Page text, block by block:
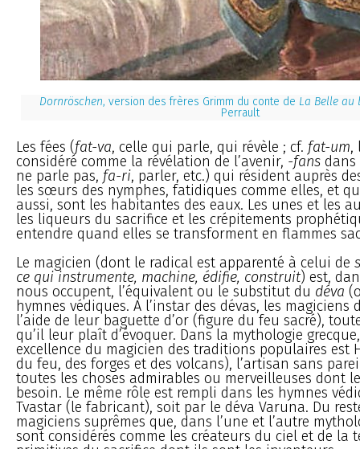
Dornröschen, version des frères Grimm du conte de La Belle au
Perrault
Les fées (fat-va, celle qui parle, qui révèle ; cf. fat-um,
considéré comme la révélation de l’avenir, -fans dans
ne parle pas, fa-ri, parler, etc.) qui résident auprès
les sœurs des nymphes, fatidiques comme elles, et
aussi, sont les habitantes des eaux. Les unes et les
les liqueurs du sacrifice et les crépitements
entendre quand elles se transforment en flammes
Le magicien (dont le radical est apparenté à celui de
ce qui instrumente, machine, édifie, construit) est,
nous occupent, l’équivalent ou le substitut du déva
hymnes védiques. A l’instar des dévas, les magiciens
l’aide de leur baguette d’or (figure du feu sacré),
qu’il leur plaît d’évoquer. Dans la mythologie
excellence du magicien des traditions populaires est
du feu, des forges et des volcans), l’artisan sans
toutes les choses admirables ou merveilleuses dont
besoin. Le même rôle est rempli dans les hymnes
Tvastar (le fabricant), soit par le déva Varuna. Du
magiciens suprêmes que, dans l’une et l’autre
sont considérés comme les créateurs du ciel et de la